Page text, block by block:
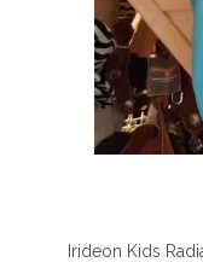
Irideon Kids